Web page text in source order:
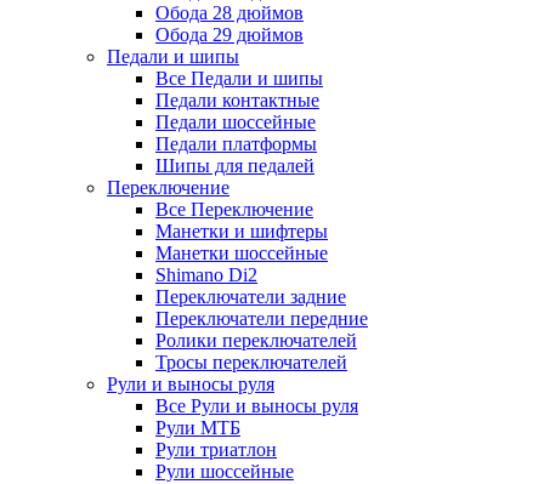
Обода 28 дюймов
Обода 29 дюймов
Педали и шипы
Все Педали и шипы
Педали контактные
Педали шоссейные
Педали платформы
Шипы для педалей
Переключение
Все Переключение
Манетки и шифтеры
Манетки шоссейные
Shimano Di2
Переключатели задние
Переключатели передние
Ролики переключателей
Тросы переключателей
Рули и выносы руля
Все Рули и выносы руля
Рули МТБ
Рули триатлон
Рули шоссейные